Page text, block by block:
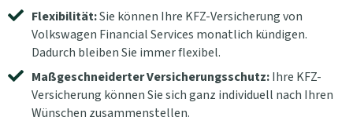
Flexibilität:Sie können Ihre KFZ-Versicherung von
Volkswagen Financial Services monatlich kündigen.
Dadurch bleiben Sie immer flexibel.
Maßgeschneiderter Versicherungsschutz:Ihre KFZ-
Versicherung können Sie sich ganz individuell nach Ihren
Wünschen zusammenstellen.